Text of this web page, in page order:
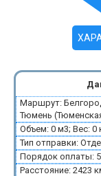
Маршрут:
Тюмень
Объем: 0 м3; Вес: 0
Тип отправки:
Порядок оплаты:
Расстояние: 2423